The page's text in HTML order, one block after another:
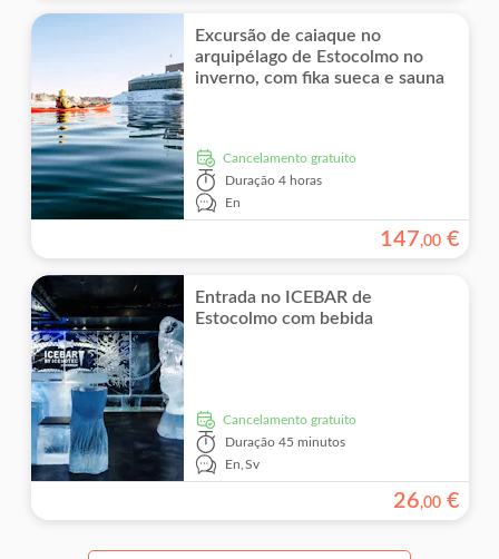
Excursão de caiaque no
arquipélago de Estocolmo no
inverno, com fika sueca e sauna
Cancelamento gratuito
Duração 4 horas
En
147,00 €
Entrada no ICEBAR de
Estocolmo com bebida
Cancelamento gratuito
Duração 45 minutos
En,Sv
26,00 €